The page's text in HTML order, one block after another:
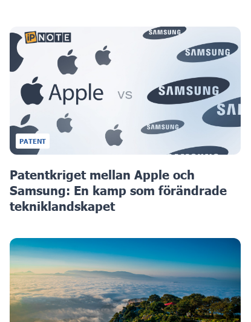
PATENT
Patentkriget mellan Apple och
Samsung: En kamp som förändrade
tekniklandskapet